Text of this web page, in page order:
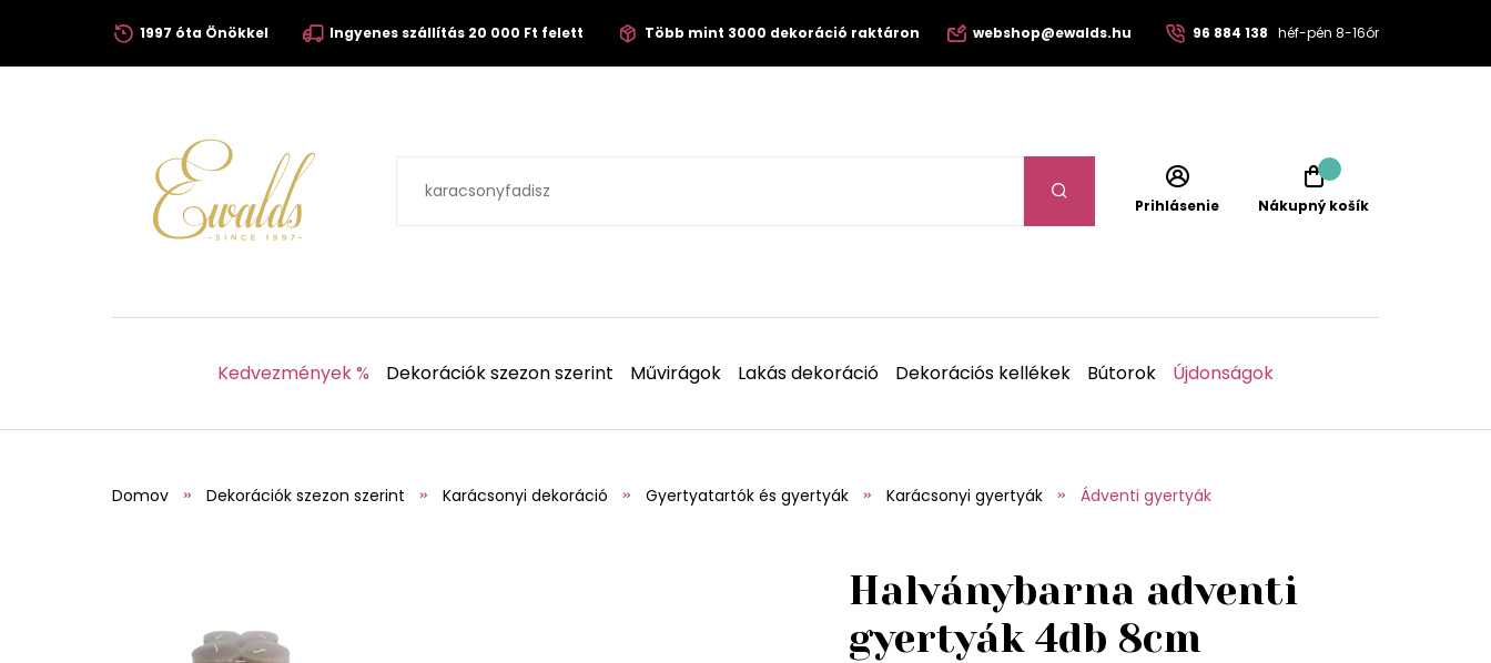
1997 óta Önökkel Ingyenes szállítás 20 000 Ft felett Több mint 3000 dekoráció raktáron webshop@ewalds.hu 96 884 138 héf-pén 8-16ór
Prihlásenie Nákupný košík
Kedvezmények % Dekorációk szezon szerint Művirágok Lakás dekoráció Dekorációs kellékek Bútorok Újdonságok
Domov Dekorációk szezon szerint Karácsonyi dekoráció Gyertyatartók és gyertyák Karácsonyi gyertyák Ádventi gyertyák
Halványbarna adventi
gyertyák 4db 8cm